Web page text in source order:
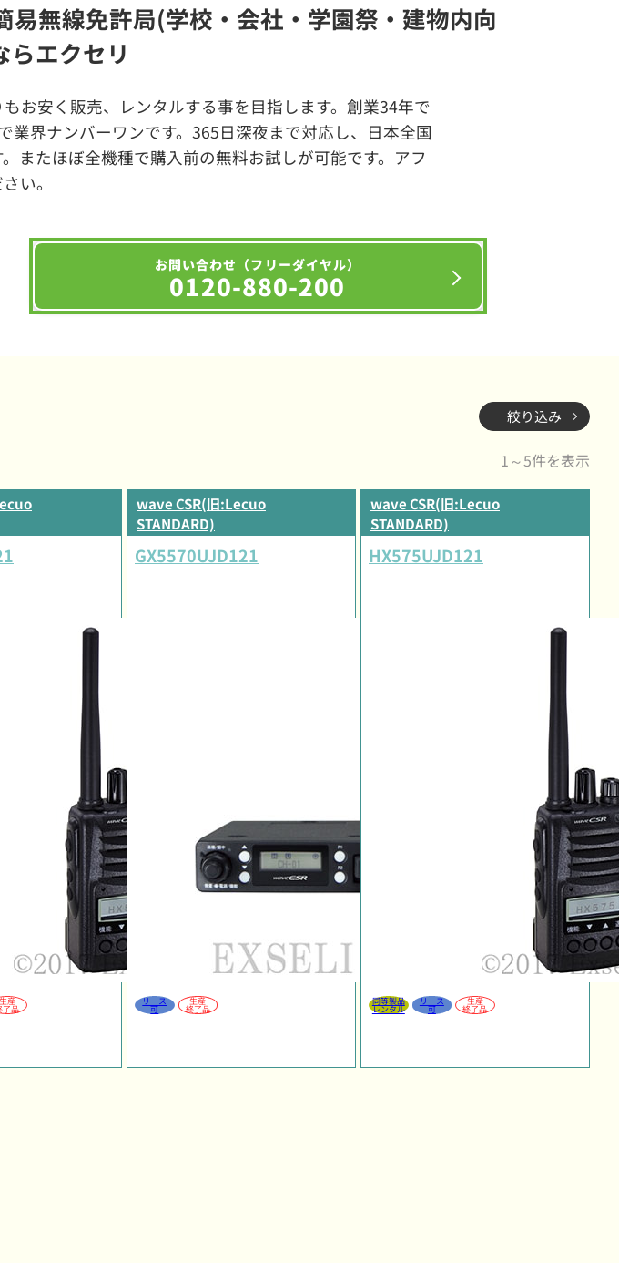
無線免許局(学校・会社・学園祭・建物内向
らエクセリ
お安く販売、レンタルする事を目指します。創業34年で
界ナンバーワンです。365日深夜まで対応し、日本全国
またほぼ全機種で購入前の無料お試しが可能です。アフ
い。
お問い合わせ（フリーダイヤル）
0120-880-200
絞り込み
1～5件を表示
産
了品
wave CSR(旧:Lecuo
STANDARD)
GX5570UJD121
リース
可
生産
終了品
wave CSR(旧:Lecuo
STANDARD)
HX575UJD121
同等製品
レンタル
リース
可
生産
終了品